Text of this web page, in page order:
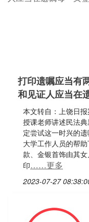
打印遗嘱应当有
和见证人应当在
本文转自：上饶日
授课老师讲述民法
定尝试这一时兴的
大学工作人员的帮
款、金银首饰由其
印……更多
2023-07-27